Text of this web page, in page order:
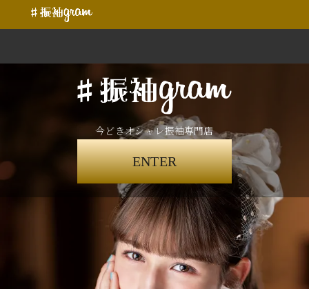
今どきオシャレ振袖専門店
ENTER